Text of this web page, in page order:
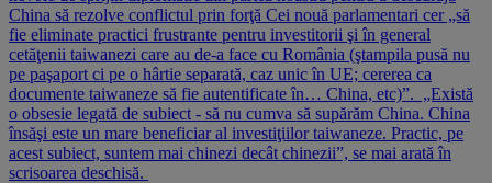
China să rezolve conflictul prin forţă Cei nouă parlamentari cer „să
fie eliminate practici frustrante pentru investitorii şi în general
cetăţenii taiwanezi care au de-a face cu România (ştampila pusă nu
pe paşaport ci pe o hârtie separată, caz unic în UE; cererea ca
documente taiwaneze să fie autentificate în… China, etc)”. „Există
o obsesie legată de subiect - să nu cumva să supărăm China. China
însăşi este un mare beneficiar al investiţiilor taiwaneze. Practic, pe
acest subiect, suntem mai chinezi decât chinezii”, se mai arată în
scrisoarea deschisă.